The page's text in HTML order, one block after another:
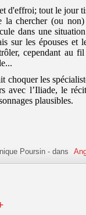
d'effroi; tout le jour
chercher (ou
dans une
sur les épouses et
cependant au
les
avec l’Iliade, le
plausibles.
Poursin -dans